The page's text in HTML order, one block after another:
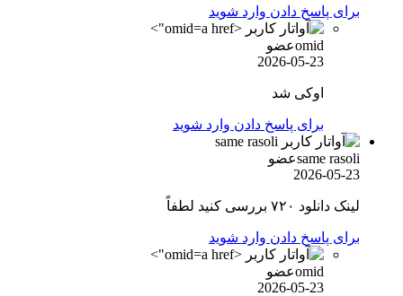
برای پاسخ دادن وارد شوید
omid">
omidعضو
2026-05-23
اوکی شد
برای پاسخ دادن وارد شوید
same rasoliعضو
2026-05-23
لینک دانلود ۷۲۰ بررسی کنید لطفاً
برای پاسخ دادن وارد شوید
omid">
omidعضو
2026-05-23